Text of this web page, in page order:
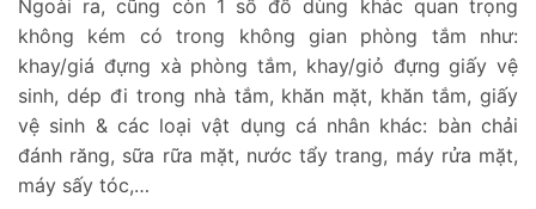
Ngoài ra, cũng còn 1 số đồ dùng khác quan trọng
không kém có trong không gian phòng tắm như:
khay/giá đựng xà phòng tắm, khay/giỏ đựng giấy vệ
sinh, dép đi trong nhà tắm, khăn mặt, khăn tắm, giấy
vệ sinh & các loại vật dụng cá nhân khác: bàn chải
đánh răng, sữa rữa mặt, nước tẩy trang, máy rửa mặt,
máy sấy tóc,…